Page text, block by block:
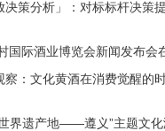
决策分析」：对标标杆决策
国际酒业博览会新闻发布会
察：文化黄酒在消费觉醒的
界遗产地——遵义”主题文